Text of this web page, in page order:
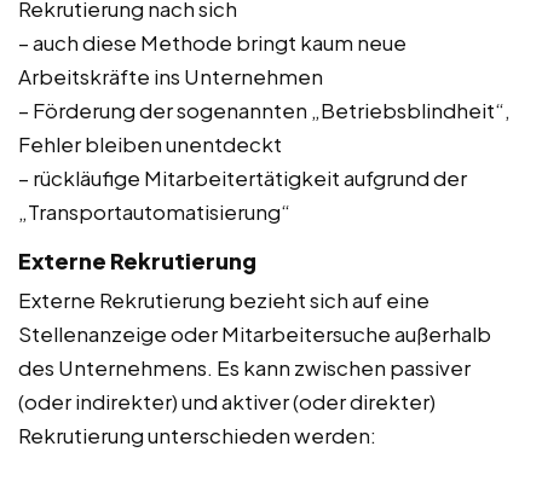
Rekrutierung nach sich
– auch diese Methode bringt kaum neue
Arbeitskräfte ins Unternehmen
– Förderung der sogenannten „Betriebsblindheit“,
Fehler bleiben unentdeckt
– rückläufige Mitarbeitertätigkeit aufgrund der
„Transportautomatisierung“
Externe Rekrutierung
Externe Rekrutierung bezieht sich auf eine
Stellenanzeige oder Mitarbeitersuche außerhalb
des Unternehmens. Es kann zwischen passiver
(oder indirekter) und aktiver (oder direkter)
Rekrutierung unterschieden werden: